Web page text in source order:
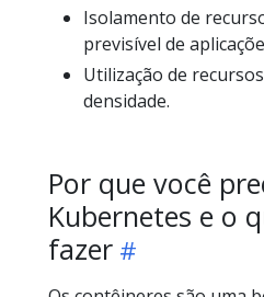
Isolamento de
previsível de
Utilização de
densidade.
Por que você
Kubernetes e o
fazer